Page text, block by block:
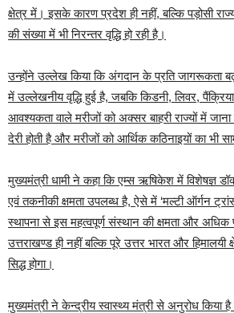
क्षेत्र में। इसके कारण प्रदेश ही नहीं, बल्कि पड़ोसी
की संख्या में भी निरन्तर वृद्धि हो रही है।
उन्होंने उल्लेख किया कि अंगदान के प्रति जागरूकता
में उल्लेखनीय वृद्धि हुई है, जबकि किडनी, लिवर,
आवश्यकता वाले मरीजों को अक्सर बाहरी राज्यों में
देरी होती है और मरीजों को आर्थिक कठिनाइयों का भी
मुख्यमंत्री धामी ने कहा कि एम्स ऋषिकेश में विशेषज्ञ
एवं तकनीकी क्षमता उपलब्ध है, ऐसे में ‘मल्टी ऑर्गन
स्थापना से इस महत्वपूर्ण संस्थान की क्षमता और अधिक
उत्तराखण्ड ही नहीं बल्कि पूरे उत्तर भारत और
सिद्ध होगा।
मुख्यमंत्री ने केन्द्रीय स्वास्थ्य मंत्री से अनुरोध